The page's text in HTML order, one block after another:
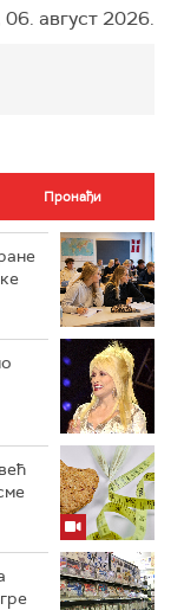
06. август 2026.